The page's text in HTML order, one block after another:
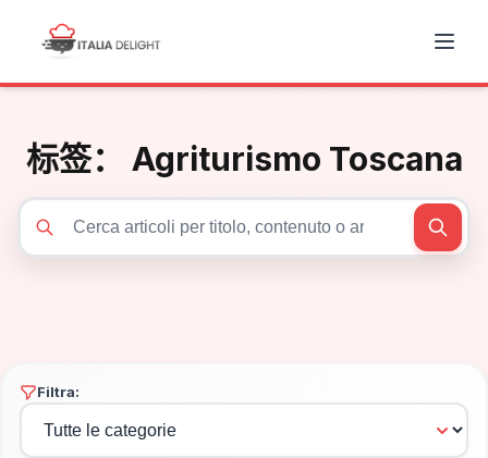
标签： Agriturismo Toscana
Filtra: